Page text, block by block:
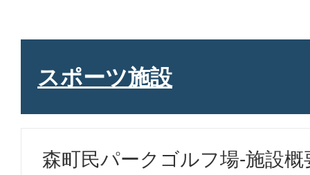
スポーツ施設
森町民パークゴルフ場-施設概